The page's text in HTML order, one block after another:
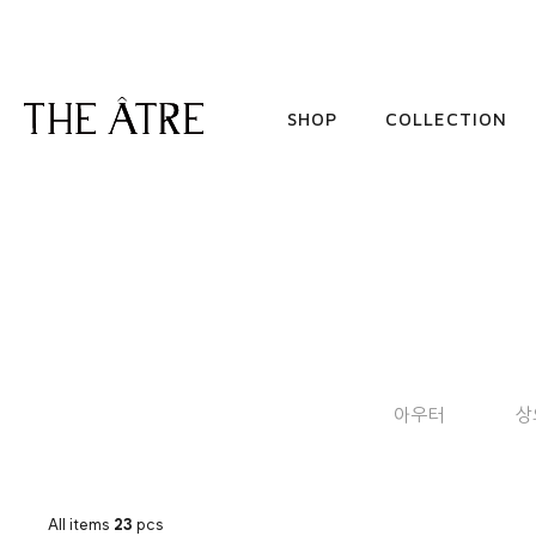
SHOP COLLECTION
아우터 상
All items 23 pcs